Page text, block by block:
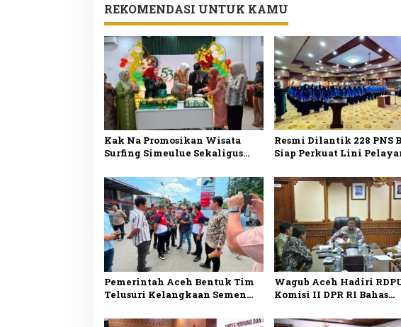
REKOMENDASI UNTUK KAMU
Kak Na Promosikan Wisata
Surfing Simeulue Sekaligus
Syariah
Resmi Dilantik 228 PNS
Siap Perkuat Lini
Pemerintah Aceh Bentuk Tim
Telusuri Kelangkaan Semen
Wagub Aceh Hadiri
Komisi II DPR RI Bahas
Penguatan PAD